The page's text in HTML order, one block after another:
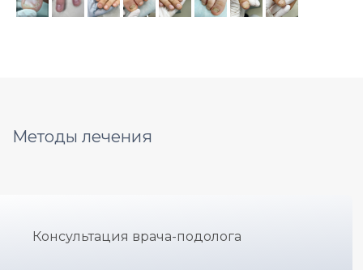
Методы лечения
Консультация врача-подолога